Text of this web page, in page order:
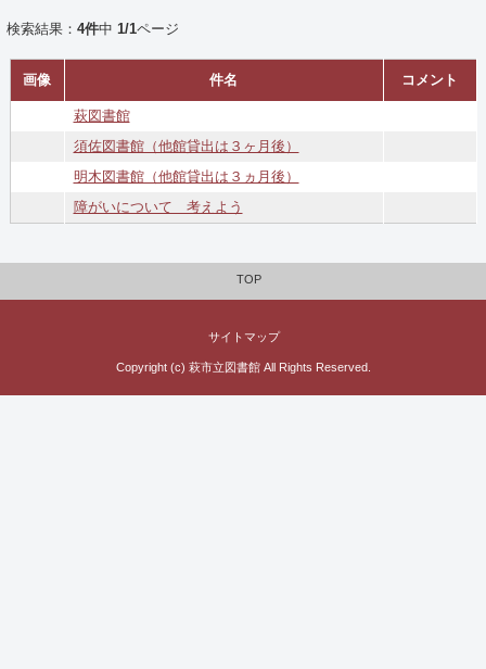
検索結果：4件中1/1ページ
画像 件名 コメント
萩図書館
須佐図書館（他館貸出は３ヶ月後）
明木図書館（他館貸出は３ヵ月後）
障がいについて 考えよう
TOP
サイトマップ
Copyright (c) 萩市立図書館 All Rights Reserved.